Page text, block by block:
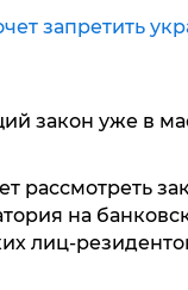
запретить
закон уже в
рассмотреть
на
лиц-